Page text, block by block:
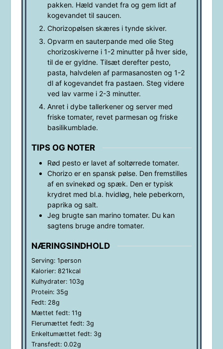
pakken. Hæld vandet fra og gem lidt af
kogevandet til saucen.
Chorizopølsen skæres i tynde skiver.
Opvarm en sauterpande med olie Steg
chorizoskiverne i 1-2 minutter på hver side,
til de er gyldne. Tilsæt derefter pesto,
pasta, halvdelen af parmasanosten og 1-2
dl af kogevandet fra pastaen. Steg videre
ved lav varme i 2-3 minutter.
Anret i dybe tallerkener og server med
friske tomater, revet parmesan og friske
basilikumblade.
TIPS OG NOTER
Rød pesto er lavet af soltørrede tomater.
Chorizo er en spansk pølse. Den fremstilles
af en svinekød og spæk. Den er typisk
krydret med bl.a. hvidløg, hele peberkorn,
paprika og salt.
Jeg brugte san marino tomater. Du kan
sagtens bruge andre tomater.
NÆRINGSINDHOLD
Serving: 1person
Kalorier: 821kcal
Kulhydrater: 103g
Protein: 35g
Fedt: 28g
Mættet fedt: 11g
Flerumættet fedt: 3g
Enkeltumættet fedt: 3g
Transfedt: 0.02g